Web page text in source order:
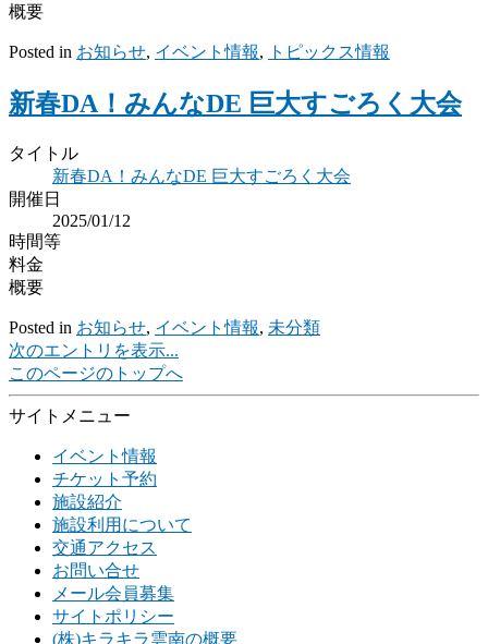
概要
Posted in お知らせ, イベント情報, トピックス情報
新春DA！みんなDE 巨大すごろく大会
タイトル
新春DA！みんなDE 巨大すごろく大会
開催日
2025/01/12
時間等
料金
概要
Posted in お知らせ, イベント情報, 未分類
次のエントリを表示...
このページのトップへ
サイトメニュー
イベント情報
チケット予約
施設紹介
施設利用について
交通アクセス
お問い合せ
メール会員募集
サイトポリシー
(株)キラキラ雲南の概要